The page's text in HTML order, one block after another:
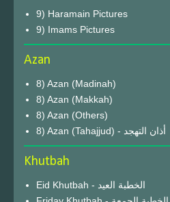
9) Haramain Pictures
9) Imams Pictures
Azan
8) Azan (Madinah)
8) Azan (Makkah)
8) Azan (Others)
8) Azan (Tahajjud) - أذان التهجد
Khutbah
Eid Khutbah - الخطبة العيد